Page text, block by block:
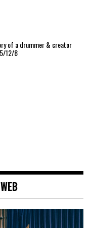
of a drummer & creator
12/8